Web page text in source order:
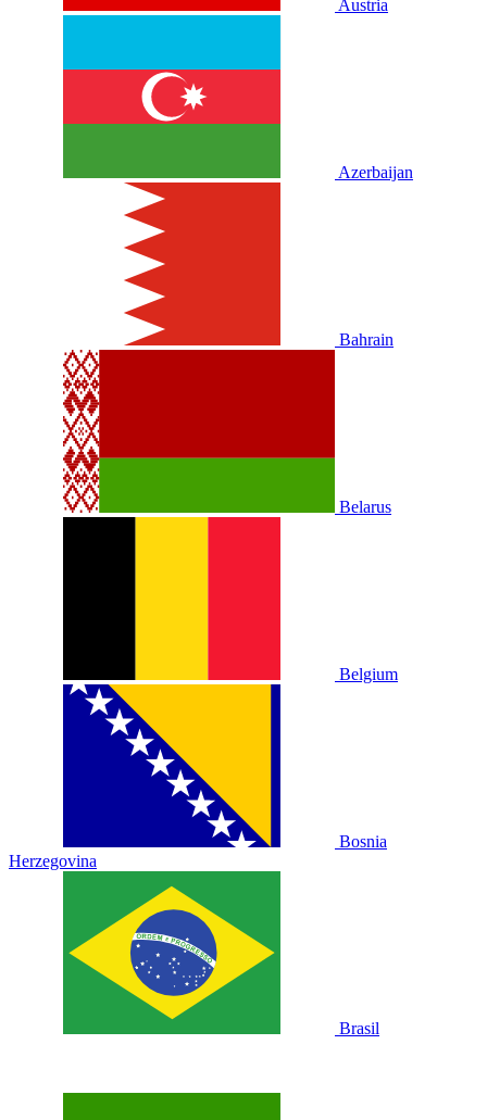
Austria
Azerbaijan
Bahrain
Belarus
Belgium
Bosnia
Herzegovina
Brasil